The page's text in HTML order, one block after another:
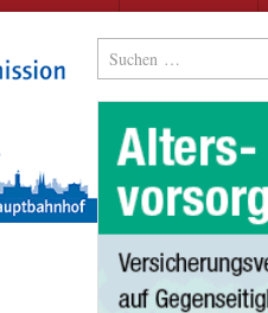
Suchen
nach: